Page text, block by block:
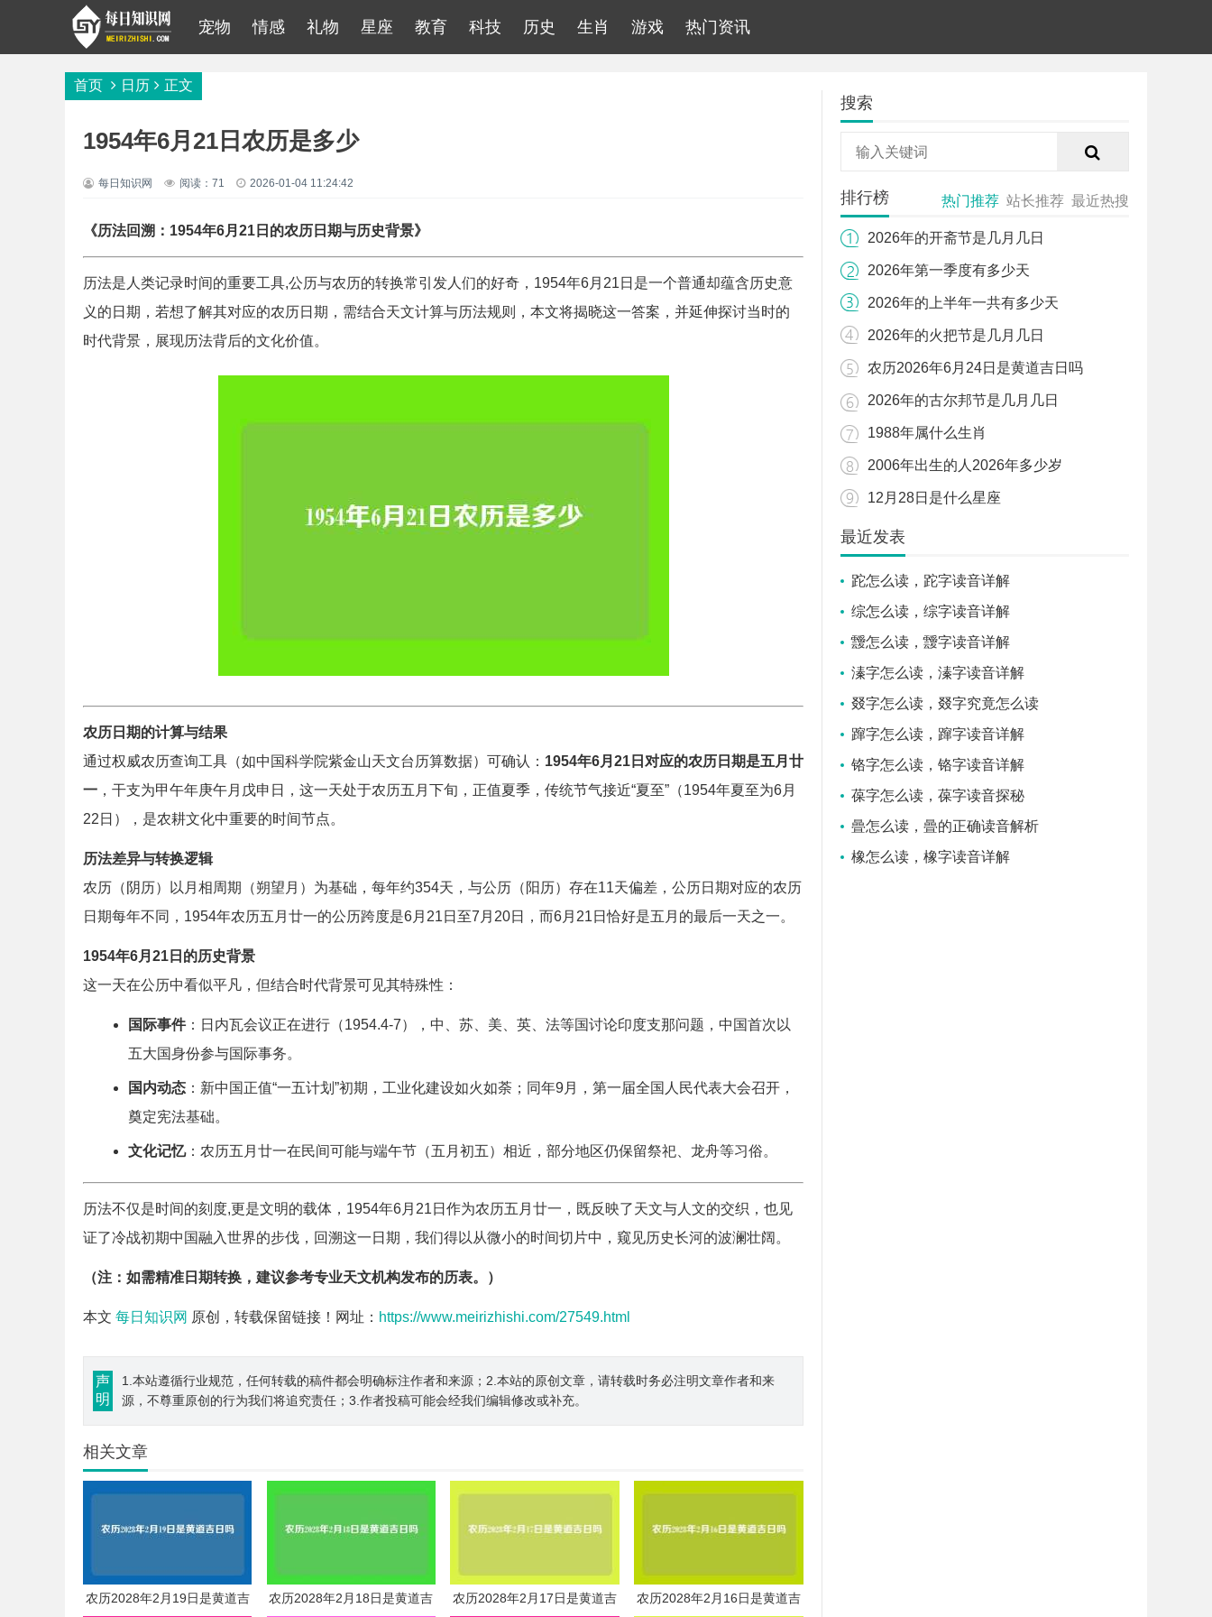
宠物 情感 礼物 星座 教育 科技 历史 生肖 游戏 热门资讯
首页 日历 正文
1954年6月21日农历是多少
每日知识网 阅读：71 2026-01-04 11:24:42
《历法回溯：1954年6月21日的农历日期与历史背景》
历法是人类记录时间的重要工具,公历与农历的转换常引发人们的好奇，1954年6月21日是一个普通却蕴含历史意
义的日期，若想了解其对应的农历日期，需结合天文计算与历法规则，本文将揭晓这一答案，并延伸探讨当时的
时代背景，展现历法背后的文化价值。
农历日期的计算与结果
通过权威农历查询工具（如中国科学院紫金山天文台历算数据）可确认： 1954年6月21日对应的农历日期是五月廿
一 ，干支为甲午年庚午月戊申日，这一天处于农历五月下旬，正值夏季，传统节气接近“夏至”（1954年夏至为6月
22日），是农耕文化中重要的时间节点。
历法差异与转换逻辑
农历（阴历）以月相周期（朔望月）为基础，每年约354天，与公历（阳历）存在11天偏差，公历日期对应的农历
日期每年不同，1954年农历五月廿一的公历跨度是6月21日至7月20日，而6月21日恰好是五月的最后一天之一。
1954年6月21日的历史背景
这一天在公历中看似平凡，但结合时代背景可见其特殊性：
国际事件：日内瓦会议正在进行（1954.4-7），中、苏、美、英、法等国讨论印度支那问题，中国首次以
五大国身份参与国际事务。
国内动态 ：新中国正值“一五计划”初期，工业化建设如火如荼；同年9月，第一届全国人民代表大会召开，
奠定宪法基础。
文化记忆：农历五月廿一在民间可能与端午节（五月初五）相近，部分地区仍保留祭祀、龙舟等习俗。
历法不仅是时间的刻度,更是文明的载体，1954年6月21日作为农历五月廿一，既反映了天文与人文的交织，也见
证了冷战初期中国融入世界的步伐，回溯这一日期，我们得以从微小的时间切片中，窥见历史长河的波澜壮阔。
（注：如需精准日期转换，建议参考专业天文机构发布的历表。）
本文 每日知识网 原创，转载保留链接！网址： https://www.meirizhishi.com/27549.html
声
明
1.本站遵循行业规范，任何转载的稿件都会明确标注作者和来源；2.本站的原创文章，请转载时务必注明文章作者和来
源，不尊重原创的行为我们将追究责任；3.作者投稿可能会经我们编辑修改或补充。
相关文章
农历2028年2月19日是黄道吉
农历2028年2月18日是黄道吉
农历2028年2月17日是黄道吉
农历2028年2月16日是黄道吉
搜索
排行榜 热门推荐 站长推荐 最近热搜
2026年的开斋节是几月几日
2026年第一季度有多少天
2026年的上半年一共有多少天
2026年的火把节是几月几日
农历2026年6月24日是黄道吉日吗
2026年的古尔邦节是几月几日
1988年属什么生肖
2006年出生的人2026年多少岁
12月28日是什么星座
最近发表
跎怎么读，跎字读音详解
综怎么读，综字读音详解
靉怎么读，靉字读音详解
溱字怎么读，溱字读音详解
叕字怎么读，叕字究竟怎么读
蹿字怎么读，蹿字读音详解
铬字怎么读，铬字读音详解
葆字怎么读，葆字读音探秘
曡怎么读，曡的正确读音解析
橡怎么读，橡字读音详解